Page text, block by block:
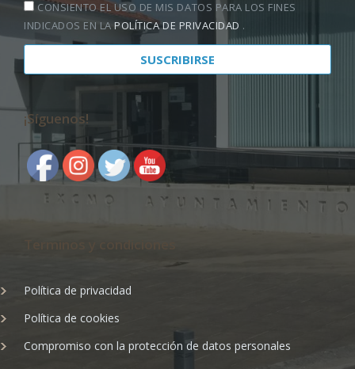
CONSIENTO EL USO DE MIS DATOS PARA LOS FINES
INDICADOS EN LAPOLÍTICA DE PRIVACIDAD .
¡Síguenos!
Política de privacidad
Política de cookies
Compromiso con la protección de datos personales